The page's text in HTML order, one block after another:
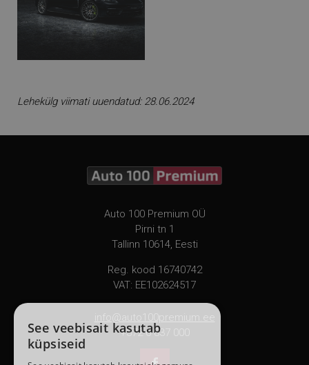
Lehekülg viimati uuendatud: 28.06.2024
Auto 100 Premium OÜ
Pirni tn 1
Tallinn 10614, Eesti
Reg. kood 16740742
VAT: EE102624517
info@auto100premium.ee
+372 6 837 000
See veebisait kasutab
küpsiseid